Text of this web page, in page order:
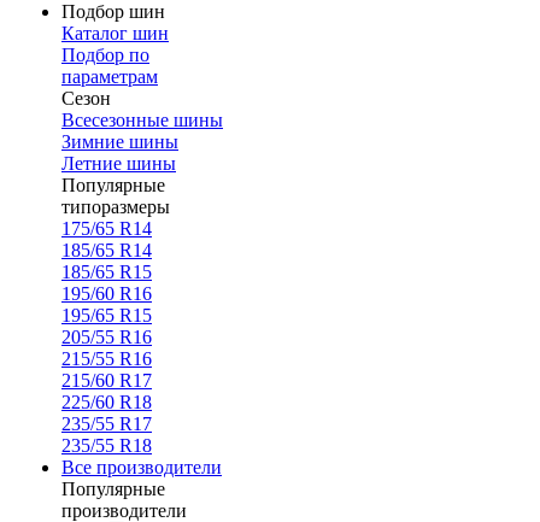
Подбор шин
Каталог шин
Подбор по
параметрам
Сезон
Всесезонные шины
Зимние шины
Летние шины
Популярные
типоразмеры
175/65 R14
185/65 R14
185/65 R15
195/60 R16
195/65 R15
205/55 R16
215/55 R16
215/60 R17
225/60 R18
235/55 R17
235/55 R18
Все производители
Популярные
производители